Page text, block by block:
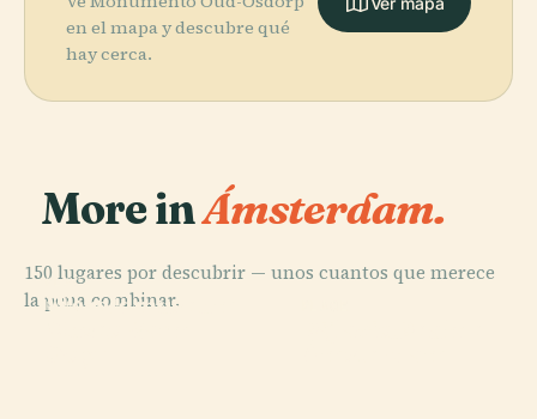
en el mapa y descubre qué
hay cerca.
More inÁmsterdam.
150 lugares por descubrir — unos cuantos que merece
la pena combinar.
PLACE
Wereldmuseum
PLACE